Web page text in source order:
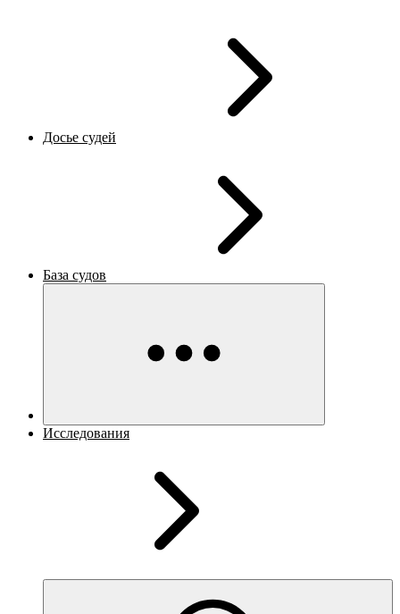
Досье судей
База судов
Исследования